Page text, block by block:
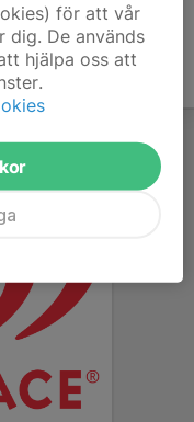
för att vår
dig. De används
hjälpa oss att